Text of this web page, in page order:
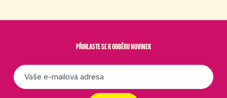
PŘIHLASTE SE K ODBĚRU NOVINEK
E-
mail